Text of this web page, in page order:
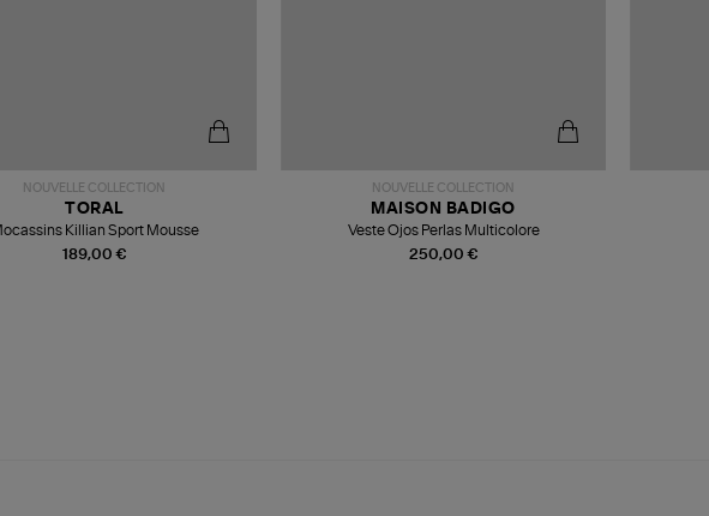
NOUVELLE COLLECTION
189,00 €
TORAL
Killian Sport Mousse
NOUVELLE COLLECTION
250,00 €
MAISON BADIGO
Veste Ojos Perlas Multicolore